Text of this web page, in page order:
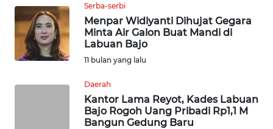
Serba-serbi
Menpar Widiyanti Dihujat Gegara
Minta Air Galon Buat Mandi di
Labuan Bajo
11 bulan yang lalu
Daerah
Kantor Lama Reyot, Kades Labuan
Bajo Rogoh Uang Pribadi Rp1,1 M
Bangun Gedung Baru
SULTENG
WN
SULBAR